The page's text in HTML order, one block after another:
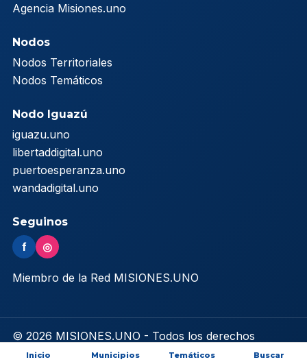
Agencia Misiones.uno
Nodos
Nodos Territoriales
Nodos Temáticos
Nodo Iguazú
iguazu.uno
libertaddigital.uno
puertoesperanza.uno
wandadigital.uno
Seguinos
f ◎
Miembro de la Red MISIONES.UNO
© 2026 MISIONES.UNO - Todos los derechos
reservados
Inicio Municipios Temáticos Buscar